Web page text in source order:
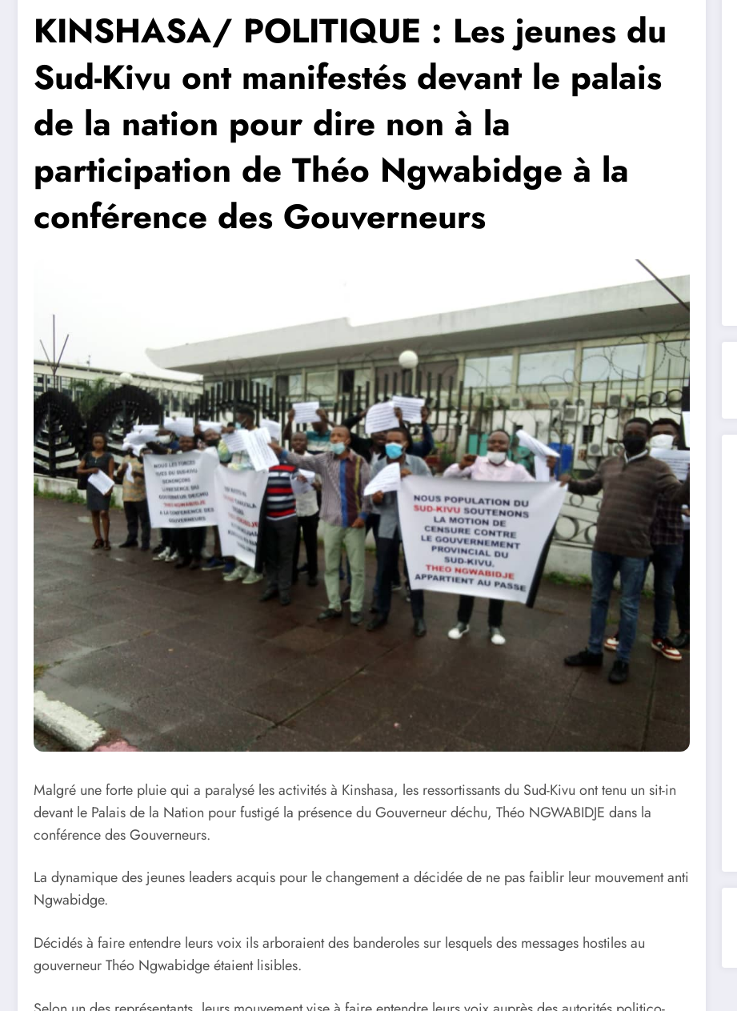
KINSHASA/ POLITIQUE : Les jeunes du
Sud-Kivu ont manifestés devant le palais
de la nation pour dire non à la
participation de Théo Ngwabidge à la
conférence des Gouverneurs
Malgré une forte pluie qui a paralysé les activités à Kinshasa, les ressortissants du Sud-Kivu ont tenu un sit-in
devant le Palais de la Nation pour fustigé la présence du Gouverneur déchu, Théo NGWABIDJE dans la
conférence des Gouverneurs.
La dynamique des jeunes leaders acquis pour le changement a décidée de ne pas faiblir leur mouvement anti
Ngwabidge.
Décidés à faire entendre leurs voix ils arboraient des banderoles sur lesquels des messages hostiles au
gouverneur Théo Ngwabidge étaient lisibles.